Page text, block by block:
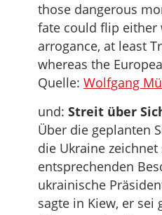
those dangerous
fate could flip either
arrogance, at least
whereas the
Quelle: Wolfgang
und: Streit über
Über die geplanten
die Ukraine
entsprechenden
ukrainische
sagte in Kiew, er sei